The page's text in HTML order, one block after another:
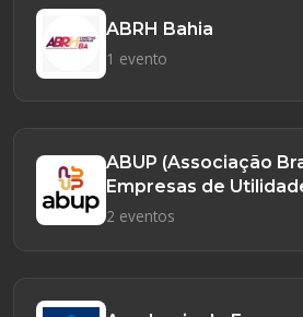
ABRH Bahia
1 evento
ABUP (Associação
Empresas de
2 eventos